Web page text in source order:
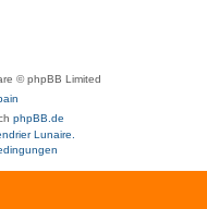
© phpBB Limited
phpBB.de
Lunaire.